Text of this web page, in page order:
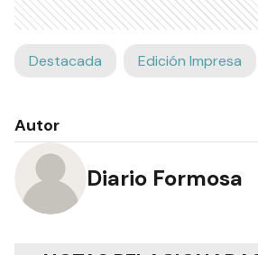
Destacada Edición Impresa
Autor
Diario Formosa